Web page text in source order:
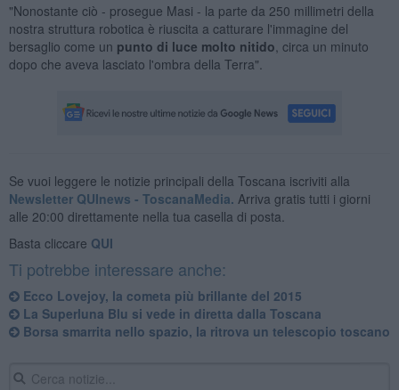
"Nonostante ciò - prosegue Masi - la parte da 250 millimetri della
nostra struttura robotica è riuscita a catturare l'immagine del
bersaglio come un punto di luce molto nitido , circa un minuto
dopo che aveva lasciato l'ombra della Terra".
Se vuoi leggere le notizie principali della Toscana iscriviti alla
Newsletter QUInews - ToscanaMedia. Arriva gratis tutti i giorni
alle 20:00 direttamente nella tua casella di posta.
Basta cliccare QUI
Ti potrebbe interessare anche:
Ecco Lovejoy, la cometa più brillante del 2015
La Superluna Blu si vede in diretta dalla Toscana
Borsa smarrita nello spazio, la ritrova un telescopio toscano